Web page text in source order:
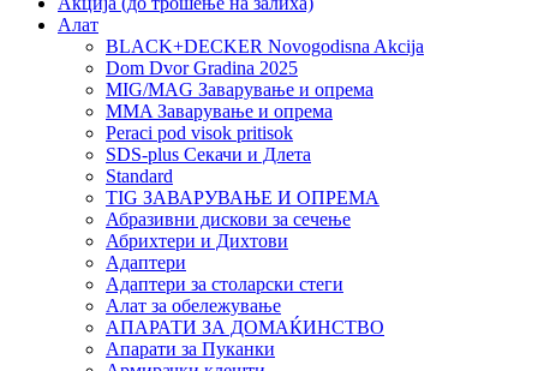
Алат
BLACK+DECKER Novogodisna Akcija
Dom Dvor Gradina 2025
MIG/MAG Заварување и опрема
MMA Заварување и опрема
Peraci pod visok pritisok
SDS-plus Секачи и Длета
Standard
TIG ЗАВАРУВАЊЕ И ОПРЕМА
Абразивни дискови за сечење
Абрихтери и Дихтови
Адаптери
Адаптери за столарски стеги
Алат за обележување
АПАРАТИ ЗА ДОМАЌИНСТВО
Апарати за Пуканки